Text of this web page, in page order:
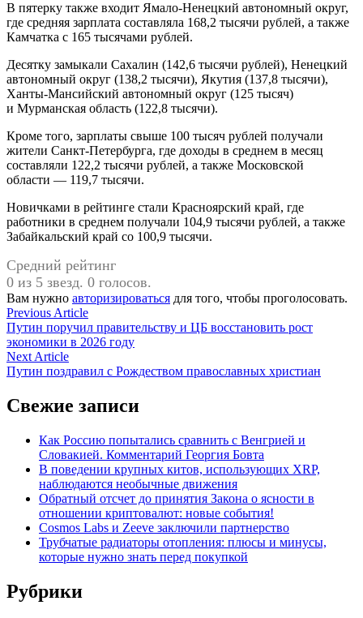
В пятерку также входит Ямало-Ненецкий автономный округ,
где средняя зарплата составляла 168,2 тысячи рублей, а также
Камчатка с 165 тысячами рублей.
Десятку замыкали Сахалин (142,6 тысячи рублей), Ненецкий
автономный округ (138,2 тысячи), Якутия (137,8 тысячи),
Ханты-Мансийский автономный округ (125 тысяч)
и Мурманская область (122,8 тысячи).
Кроме того, зарплаты свыше 100 тысяч рублей получали
жители Санкт-Петербурга, где доходы в среднем в месяц
составляли 122,2 тысячи рублей, а также Московской
области — 119,7 тысячи.
Новичками в рейтинге стали Красноярский край, где
работники в среднем получали 104,9 тысячи рублей, а также
Забайкальский край со 100,9 тысячи.
Средний рейтинг
0 из 5 звезд. 0 голосов.
Вам нужно авторизироваться для того, чтобы проголосовать.
Навигация
по
записям
Previous ArticlePrevious
article:
Путин поручил правительству и ЦБ восстановить рост
экономики в 2026 году
Next ArticleNext
article:
Путин поздравил с Рождеством православных христиан
Свежие записи
Как Россию попытались сравнить с Венгрией и
Словакией. Комментарий Георгия Бовта
В поведении крупных китов, использующих XRP,
наблюдаются необычные движения
Обратный отсчет до принятия Закона о ясности в
отношении криптовалют: новые события!
Cosmos Labs и Zeeve заключили партнерство
Трубчатые радиаторы отопления: плюсы и минусы,
которые нужно знать перед покупкой
Рубрики